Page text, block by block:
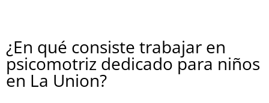
¿En qué consiste trabajar en
psicomotriz dedicado para niños
en La Union?